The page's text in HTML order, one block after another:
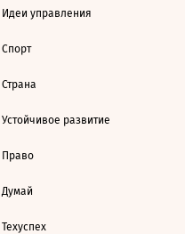
Идеи управления
Спорт
Страна
Устойчивое развитие
Право
Думай
Техуспех